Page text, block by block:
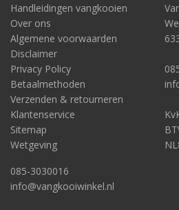
Handleidingen vangkooien
Over ons
Algemene voorwaarden
Disclaimer
Privacy Policy
Betaalmethoden
Verzenden & retourneren
Klantenservice
Sitemap
Wetgeving
085-3030016
info@vangkooiwinkel.nl